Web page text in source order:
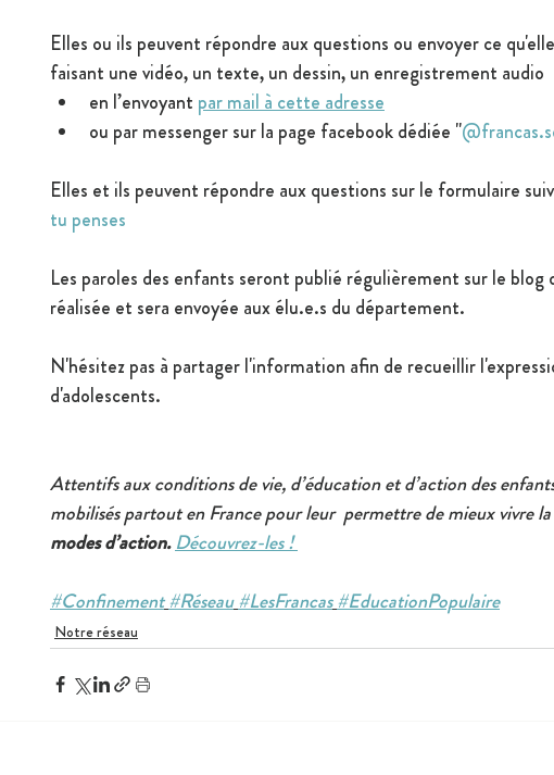
Elles ou ils peuvent répondre aux questions ou envoyer ce
faisant une vidéo, un texte, un dessin, un enregistrement audio
en l’envoyant par mail à cette adresse
ou par messenger sur la page facebook dédiée "
Elles et ils peuvent répondre aux questions sur le formulaire
tu penses
Les paroles des enfants seront publié régulièrement sur le blog
réalisée et sera envoyée aux élu.e.s du département.
N'hésitez pas à partager l'information afin de recueillir
d'adolescents.
Attentifs aux conditions de vie, d’éducation et d’action des
mobilisés partout en France pour leur  permettre de mieux vivre
modes d’action. Découvrez-les !
#Confinement#Réseau#LesFrancas#EducationPopulaire
Notre réseau